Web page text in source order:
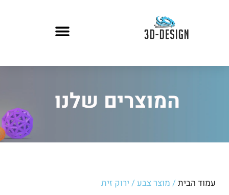
המוצרים שלנו
עמוד הבית/ מוצר צבע / ירוק זית